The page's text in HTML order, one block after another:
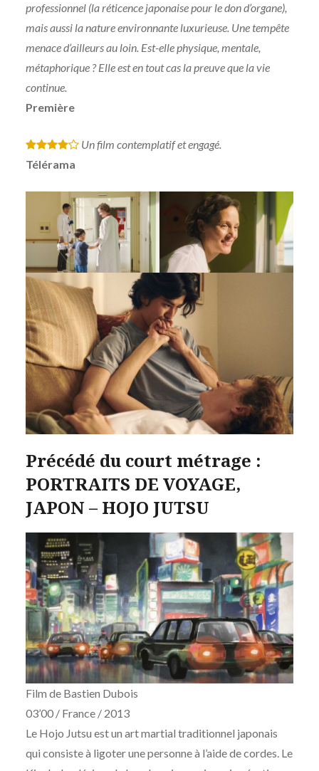
professionnel (la réticence japonaise pour le don d’organe),
mais aussi la nature environnante luxurieuse. Une tempête
menace d’ailleurs au loin. Est-elle physique, mentale,
métaphorique ? Elle est en tout cas la preuve que la vie
continue.
Première
* * * *
Un film contemplatif et engagé.
Télérama
Précédé du court métrage :
PORTRAITS DE VOYAGE,
JAPON – HOJO JUTSU
Film de Bastien Dubois
03’00 / France / 2013
Le Hojo Jutsu est un art martial traditionnel japonais
qui consiste à ligoter une personne à l’aide de cordes. Le